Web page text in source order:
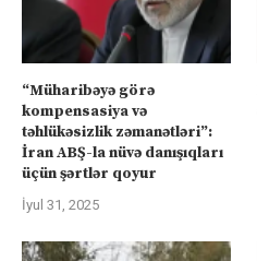
“Müharibəyə görə
kompensasiya və
təhlükəsizlik zəmanətləri”:
İran ABŞ-la nüvə danışıqları
üçün şərtlər qoyur
İyul 31, 2025